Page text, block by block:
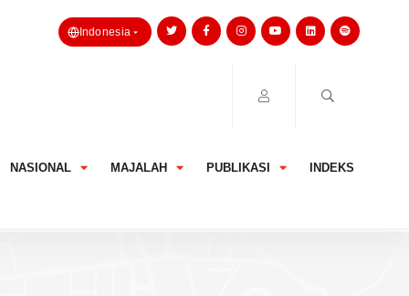
Indonesia
NASIONAL MAJALAH PUBLIKASI INDEKS